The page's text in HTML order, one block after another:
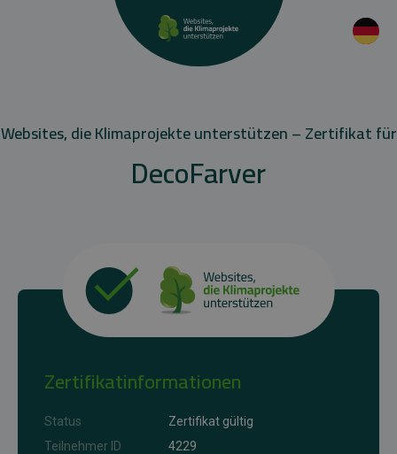
Websites, die Klimaprojekte unterstützen – Zertifikat für
DecoFarver
Zertifikatinformationen
Status
Zertifikat gültig
Teilnehmer ID
4229